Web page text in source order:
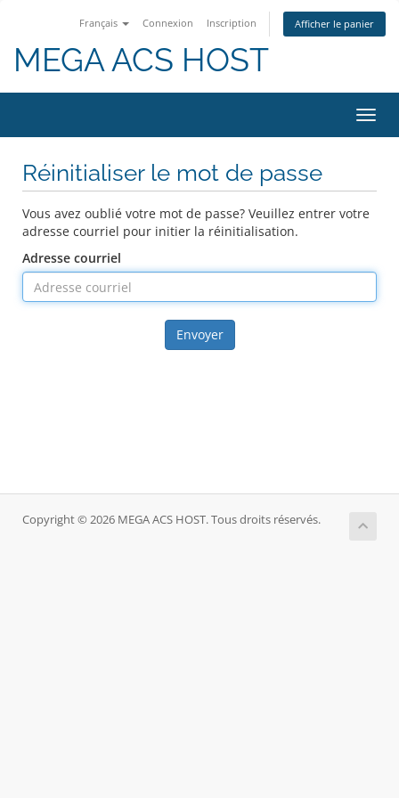
Français Connexion Inscription Afficher le panier
MEGA ACS HOST
la
Réinitialiser le mot de passe
Vous avez oublié votre mot de passe? Veuillez entrer votre
adresse courriel pour initier la réinitialisation.
Adresse courriel
Envoyer
Copyright © 2026 MEGA ACS HOST. Tous droits réservés.